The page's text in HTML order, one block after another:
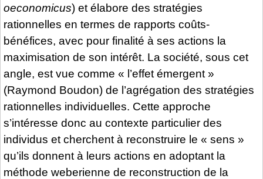
oeconomicus) et élabore des stratégies
rationnelles en termes de rapports coûts-
bénéfices, avec pour finalité à ses actions la
maximisation de son intérêt. La société, sous cet
angle, est vue comme « l’effet émergent »
(Raymond Boudon) de l’agrégation des stratégies
rationnelles individuelles. Cette approche
s’intéresse donc au contexte particulier des
individus et cherchent à reconstruire le « sens »
qu’ils donnent à leurs actions en adoptant la
méthode weberienne de reconstruction de la